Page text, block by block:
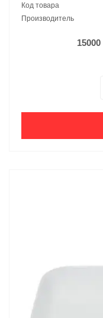
Код товара
Производитель
15000